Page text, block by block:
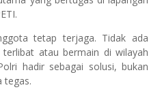
tetap terjaga. Tidak ada
atau bermain di wilayah
hadir sebagai solusi, bukan
tegas.